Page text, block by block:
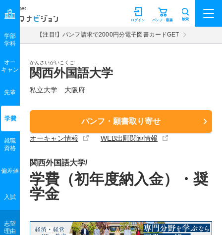
マナビジョン パンフ・願書
ログイン 検索
【注目!】パンフ請求で2000円分電子図書カードGET
かんさいがいこくご
関西外国語大学
私立大学 大阪府
パンフ・願書取り寄せ
オーキャン情報 WEB出願関連情報
学部
学科
オー
キャン
先輩
学費
就職
資格
偏差値
入試
志望
理由
関西外国語大学/
学費（初年度納入金）・奨
学金